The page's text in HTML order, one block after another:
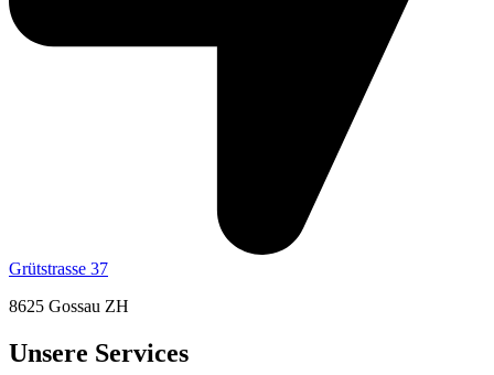
Grütstrasse 37
8625 Gossau ZH
Unsere Services